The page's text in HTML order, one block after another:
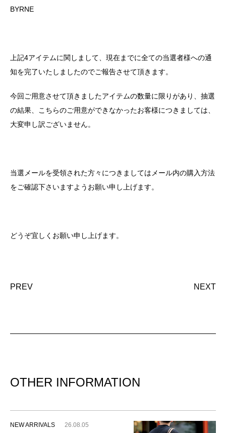
BYRNE
上記4アイテムに関しまして、現在までに全ての当選者様への通
知を完了いたしましたのでご報告させて頂きます。
今回ご用意させて頂きましたアイテムの数量に限りがあり、抽選
の結果、こちらのご用意ができなかったお客様につきましては、
大変申し訳ございません。
当選メールを受領された方々につきましてはメール内の購入方法
をご確認下さいますようお願い申し上げます。
どうぞ宜しくお願い申し上げます。
PREV NEXT
OTHER INFORMATION
NEW ARRIVALS 26.08.05